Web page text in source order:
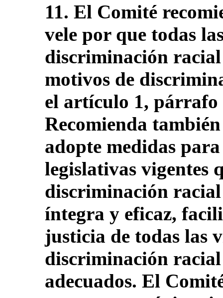
11. El Comité
vele por que todas
discriminación
motivos de
el artículo 1, párrafo
Recomienda
adopte medidas
legislativas vigentes
discriminación
íntegra y eficaz,
justicia de todas las
discriminación racial
adecuados. El